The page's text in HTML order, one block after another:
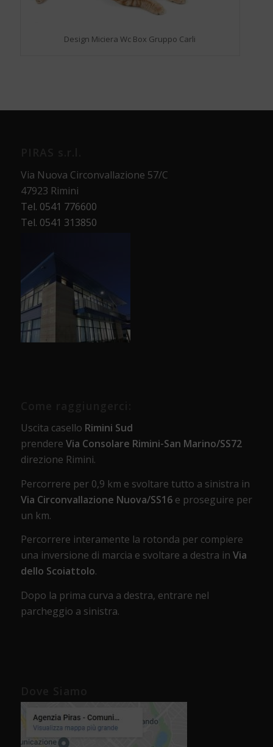
Design Miciera Wc Box Gruppo Carli
Via Nuova Circonvallazione 57/C
47923 Rimini
Tel. 0541 776600
Tel. 0541 313850
Uscita casello Rimini Sud
prendere Via Consolare Rimini-San Marino/SS72
direzione Rimini.
Percorrere per 0,9 km e svoltare tutto a sinistra in
Via Circonvallazione Nuova/SS16e proseguire per
un km.
Percorrere interamente la rotonda per compiere
una inversione di marcia e svoltare a destra in Via
dello Scoiattolo.
Dopo la prima curva a destra, entrare nel
parcheggio a sinistra.